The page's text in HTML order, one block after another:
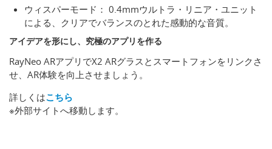
ウィスパーモード： 0.4mmウルトラ・リニア・ユニット
による、クリアでバランスのとれた感動的な音質。
アイデアを形にし、究極のアプリを作る
RayNeo ARアプリでX2 ARグラスとスマートフォンをリンクさ
せ、AR体験を向上させましょう。
詳しくはこちら
※外部サイトへ移動します。